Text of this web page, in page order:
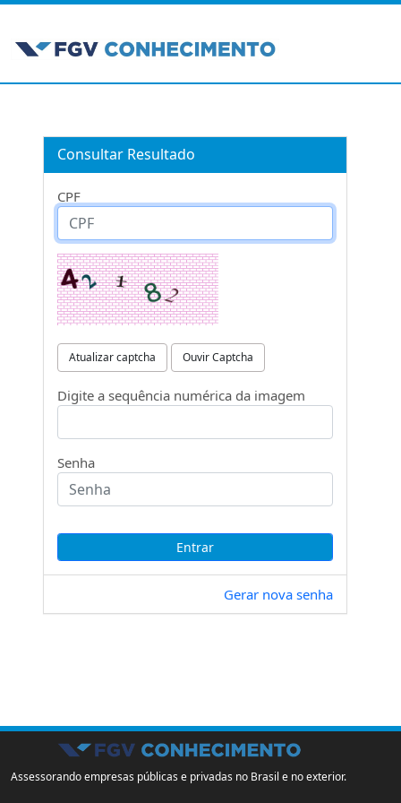
Consultar Resultado
CPF
Atualizar captcha Ouvir Captcha
Digite a sequência numérica da imagem
Senha
Gerar nova senha
Assessorando empresas públicas e privadas no Brasil e no exterior.